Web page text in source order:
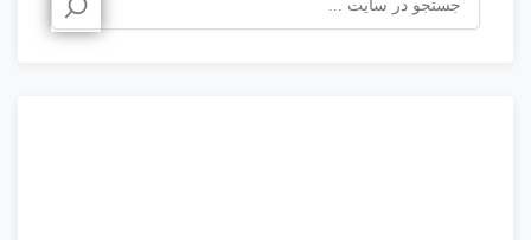
برای: